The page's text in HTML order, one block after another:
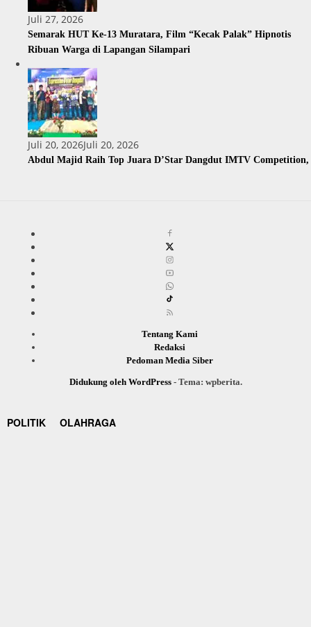
Juli 27, 2026
Semarak HUT Ke-13 Muratara, Film “Kecak Palak” Hipnotis
Ribuan Warga di Lapangan Silampari
Juli 20, 2026Juli 20, 2026
Abdul Majid Raih Top Juara D’Star Dangdut IMTV Competition,
Tentang Kami
Redaksi
Pedoman Media Siber
Didukung oleh WordPress - Tema: wpberita.
POLITIK OLAHRAGA